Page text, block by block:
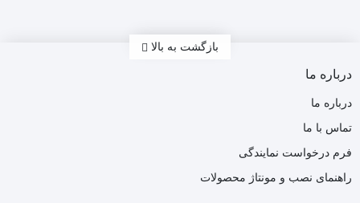
بازگشت به بالا
درباره ما
درباره ما
تماس با ما
فرم درخواست نمایندگی
راهنمای نصب و مونتاژ محصولات